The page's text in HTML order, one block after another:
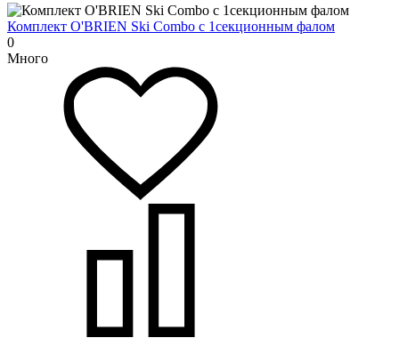
Комплект O'BRIEN Ski Combo с 1секционным фалом
0
Много